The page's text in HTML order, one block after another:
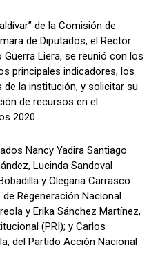
de la Comisión de
de Diputados, el Rector
Liera, se reunió con los
principales indicadores, los
de la institución, y solicitar su
de recursos en el
2020.
Nancy Yadira Santiago
Lucinda Sandoval
y Olegaria Carrasco
Regeneración Nacional
y Erika Sánchez Martínez,
(PRI); y Carlos
del Partido Acción Nacional